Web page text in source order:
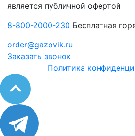
является публичной офертой
8-800-2000-230 Бесплатная
order@gazovik.ru
Заказать звонок
Политика